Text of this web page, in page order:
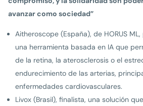
avanzar como sociedad”
Aitheroscope (España), de HORUS
una herramienta basada en IA que
de la retina, la aterosclerosis o el
endurecimiento de las arterias,
enfermedades cardiovasculares.
Livox (Brasil), finalista, una solución